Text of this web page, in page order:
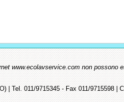
www.ecolavservice.com non possono
| Tel. 011/9715345 - Fax 011/9715598 |